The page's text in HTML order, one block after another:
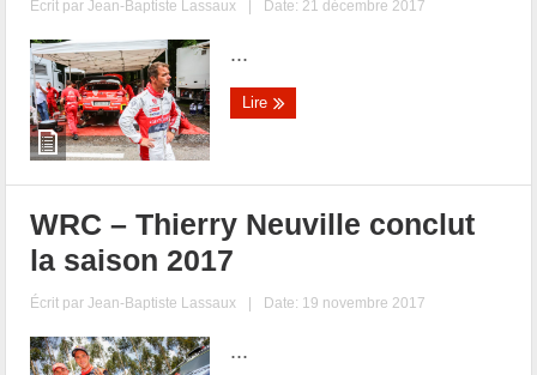
Écrit parJean-Baptiste Lassaux | Date: 21 décembre 2017
...
Lire
WRC – Thierry Neuville conclut
la saison 2017
Écrit parJean-Baptiste Lassaux | Date: 19 novembre 2017
...